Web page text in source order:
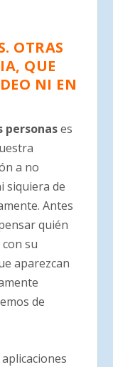
OTRAS
QUE
NI EN
personases
a no
siquiera de
Antes
quién
su
aparezcan
de